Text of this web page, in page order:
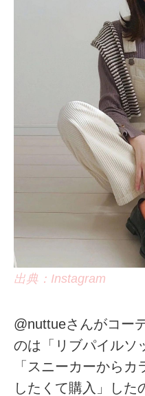
出典：Instagram
@nuttueさんがコー
のは「リブパイルソ
「スニーカーから
したくて購入」した